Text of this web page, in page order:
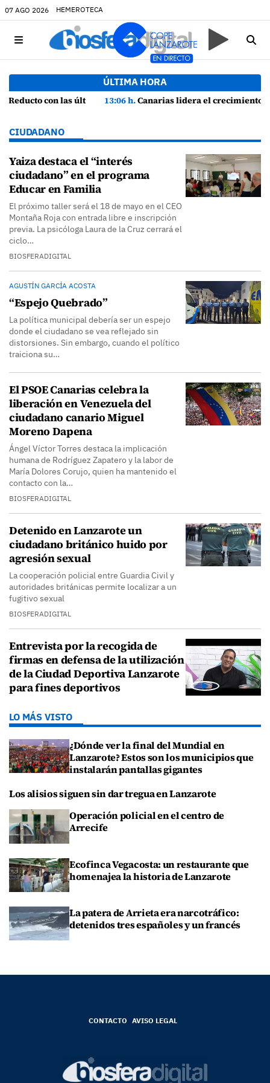
07 AGO 2026 HEMEROTECA
ÚLTIMA HORA
13:06 h.Canarias lidera el crecimiento económico y consolida su recuperación con un empleo en máximos históricos
CIUDADANO
Yaiza destaca el “interés
ciudadano” en el programa
Educar en Familia
El próximo taller será el 18 de mayo en el CEO
Montaña Roja con entrada libre e inscripción
previa. La psicóloga Laura de la Cruz cerrará el
ciclo…
BIOSFERADIGITAL
AGUSTÍN GARCÍA ACOSTA
“Espejo Quebrado”
La política municipal debería ser un espejo
donde el ciudadano se vea reflejado sin
distorsiones. Sin embargo, cuando el político
traiciona su…
El PSOE Canarias celebra la
liberación en Venezuela del
ciudadano canario Miguel
Moreno Dapena
Ángel Víctor Torres destaca la implicación
humana de Rodríguez Zapatero y la labor de
María Dolores Corujo, quien ha mantenido el
contacto con la…
BIOSFERADIGITAL
Detenido en Lanzarote un
ciudadano británico huido por
agresión sexual
La cooperación policial entre Guardia Civil y
autoridades británicas permite localizar a un
fugitivo sexual
BIOSFERADIGITAL
Entrevista por la recogida de
firmas en defensa de la utilización
de la Ciudad Deportiva Lanzarote
para fines deportivos
LO MÁS VISTO
¿Dónde ver la final del Mundial en
Lanzarote? Estos son los municipios que
instalarán pantallas gigantes
Los alisios siguen sin dar tregua en Lanzarote
Operación policial en el centro de
Arrecife
Ecofinca Vegacosta: un restaurante que
homenajea la historia de Lanzarote
La patera de Arrieta era narcotráfico:
detenidos tres españoles y un francés
CONTACTO AVISO LEGAL